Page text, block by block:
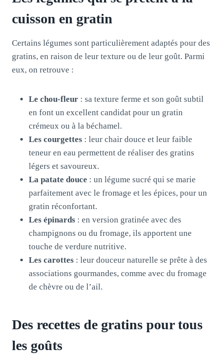
cuisson en gratin
Certains légumes sont particulièrement adaptés pour des
gratins, en raison de leur texture ou de leur goût. Parmi
eux, on retrouve :
Le chou-fleur : sa texture ferme et son goût subtil
en font un excellent candidat pour un gratin
crémeux ou à la béchamel.
Les courgettes : leur chair douce et leur faible
teneur en eau permettent de réaliser des gratins
légers et savoureux.
La patate douce : un légume sucré qui se marie
parfaitement avec le fromage et les épices, pour un
gratin réconfortant.
Les épinards : en version gratinée avec des
champignons ou du fromage, ils apportent une
touche de verdure nutritive.
Les carottes : leur douceur naturelle se prête à des
associations gourmandes, comme avec du fromage
de chèvre ou de l’ail.
Des recettes de gratins pour tous
les goûts